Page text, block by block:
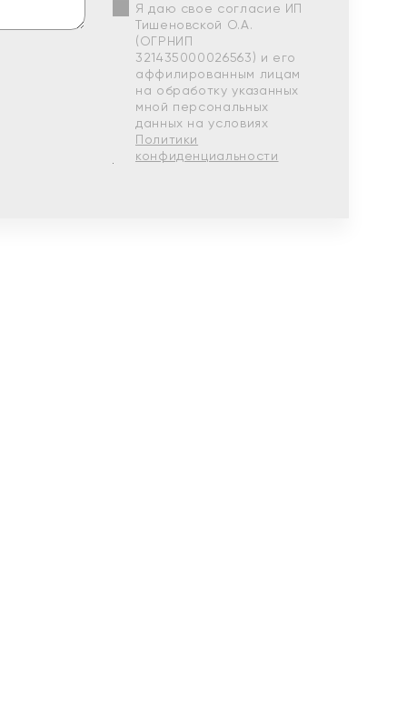
Я даю свое согласие ИП
Тишеновской О.А.
(ОГРНИП
321435000026563) и его
аффилированным лицам
на обработку указанных
мной персональных
данных на условиях
Политики
конфиденциальности